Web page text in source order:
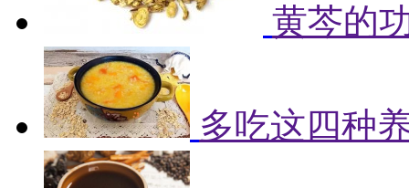
黄芩的
多吃这四种